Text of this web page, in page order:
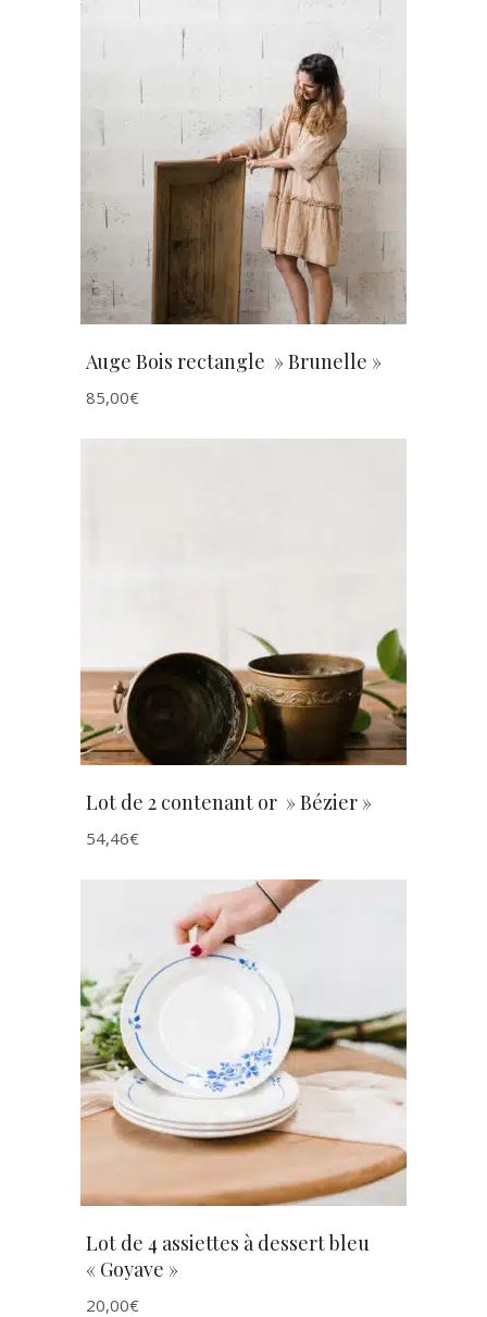
AJOUTER AU PANIER
Auge Bois rectangle » Brunelle »
85,00€
Lot de 2 contenant or » Bézier »
54,46€
AJOUTER AU PANIER
Lot de 4 assiettes à dessert bleu
« Goyave »
20,00€